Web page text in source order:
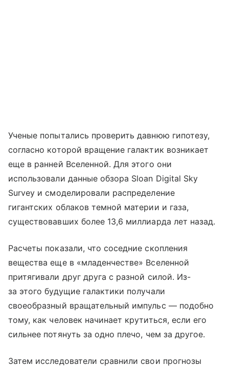
Ученые попытались проверить давнюю гипотезу,
согласно которой вращение галактик возникает
еще в ранней Вселенной. Для этого они
использовали данные обзора Sloan Digital Sky
Survey и смоделировали распределение
гигантских облаков темной материи и газа,
существовавших более 13,6 миллиарда лет назад.
Расчеты показали, что соседние скопления
вещества еще в «младенчестве» Вселенной
притягивали друг друга с разной силой. Из-
за этого будущие галактики получали
своеобразный вращательный импульс — подобно
тому, как человек начинает крутиться, если его
сильнее потянуть за одно плечо, чем за другое.
Затем исследователи сравнили свои прогнозы